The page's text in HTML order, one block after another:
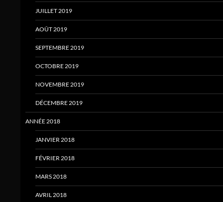
JUILLET 2019
AOÛT 2019
SEPTEMBRE 2019
OCTOBRE 2019
NOVEMBRE 2019
DÉCEMBRE 2019
ANNÉE 2018
JANVIER 2018
FÉVRIER 2018
MARS 2018
AVRIL 2018